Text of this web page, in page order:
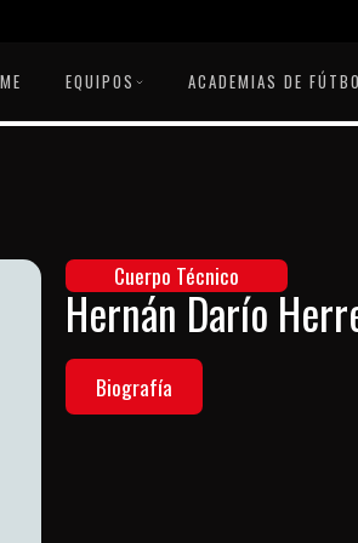
EQUIPOS ACADEMIAS DE
Cuerpo Técnico
Hernán Darío
Biografía